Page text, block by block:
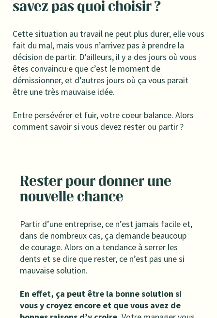
savez pas quoi choisir ?
Cette situation au travail ne peut plus durer, elle vous
fait du mal, mais vous n’arrivez pas à prendre la
décision de partir. D’ailleurs, il y a des jours où vous
êtes convaincu·e que c’est le moment de
démissionner, et d’autres jours où ça vous parait
être une très mauvaise idée.
Entre persévérer et fuir, votre coeur balance. Alors
comment savoir si vous devez rester ou partir ?
Rester pour donner une
nouvelle chance
Partir d’une entreprise, ce n’est jamais facile et,
dans de nombreux cas, ça demande beaucoup
de courage. Alors on a tendance à serrer les
dents et se dire que rester, ce n’est pas une si
mauvaise solution.
En effet, ça peut être la bonne solution si
vous y croyez encore et que vous avez de